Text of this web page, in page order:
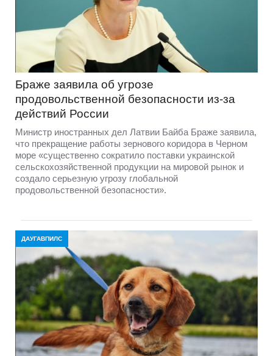
Браже заявила об угрозе
продовольственной безопасности из-за
действий России
Министр иностранных дел Латвии Байба Браже заявила,
что прекращение работы зернового коридора в Черном
море «существенно сократило поставки украинской
сельскохозяйственной продукции на мировой рынок и
создало серьезную угрозу глобальной
продовольственной безопасности».
ДАУГАВПИЛС